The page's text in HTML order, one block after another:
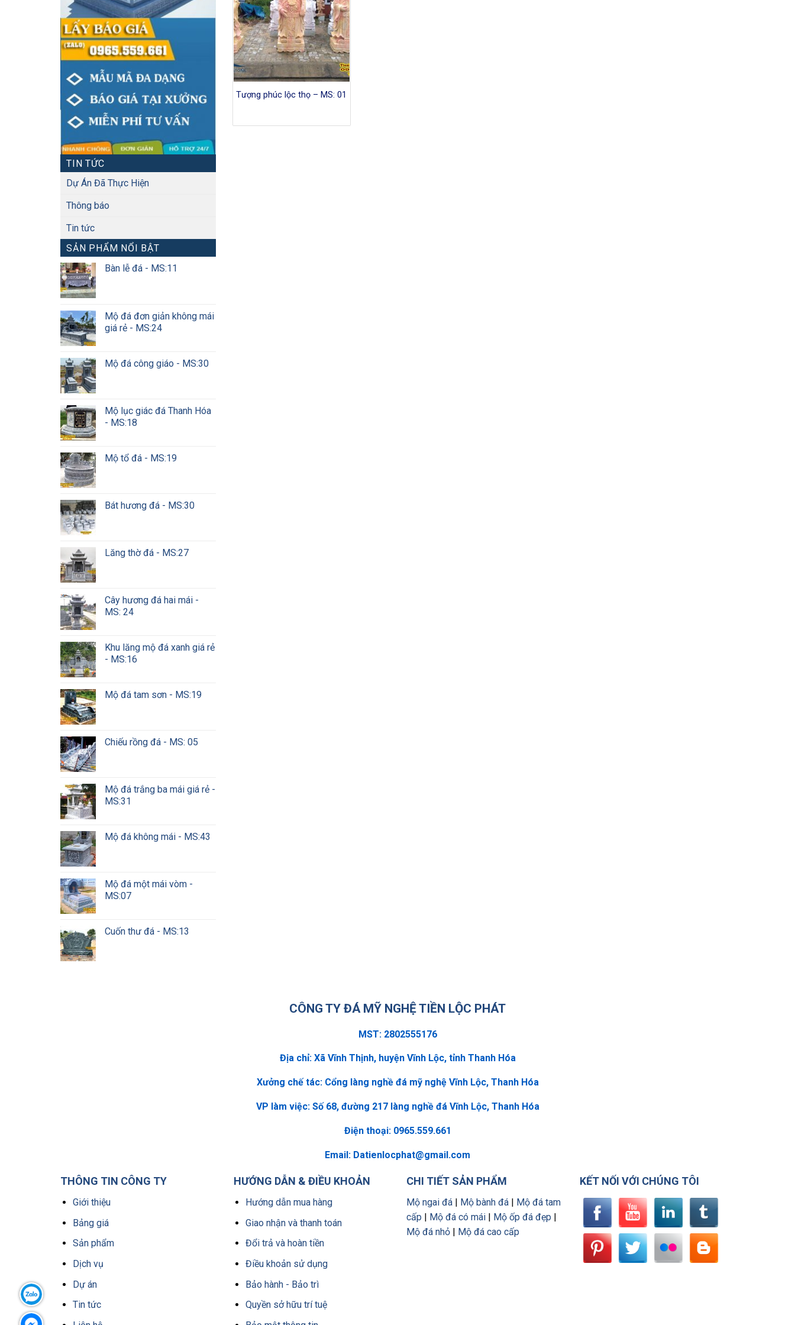
TIN TỨC
Dự Án Đã Thực Hiện
Thông báo
Tin tức
SẢN PHẨM NỔI BẬT
Bàn lễ đá - MS:11
Mộ đá đơn giản không mái
giá rẻ - MS:24
Mộ đá công giáo - MS:30
Mộ lục giác đá Thanh Hóa
- MS:18
Mộ tổ đá - MS:19
Bát hương đá - MS:30
Lăng thờ đá - MS:27
Cây hương đá hai mái -
MS: 24
Khu lăng mộ đá xanh giá rẻ
- MS:16
Mộ đá tam sơn - MS:19
Chiếu rồng đá - MS: 05
Mộ đá trắng ba mái giá rẻ -
MS:31
Mộ đá không mái - MS:43
Mộ đá một mái vòm -
MS:07
Cuốn thư đá - MS:13
Tượng phúc lộc thọ – MS: 01
CÔNG TY ĐÁ MỸ NGHỆ TIỀN LỘC PHÁT
MST: 2802555176
Địa chỉ: Xã Vĩnh Thịnh, huyện Vĩnh Lộc, tỉnh Thanh Hóa
Xưởng chế tác: Cổng làng nghề đá mỹ nghệ Vĩnh Lộc, Thanh Hóa
VP làm việc: Số 68, đường 217 làng nghề đá Vĩnh Lộc, Thanh Hóa
Điện thoại: 0965.559.661
Email: Datienlocphat@gmail.com
THÔNG TIN CÔNG TY
Giới thiệu
Bảng giá
Sản phẩm
Dịch vụ
Dự án
Tin tức
HƯỚNG DẪN & ĐIỀU KHOẢN
Hướng dẫn mua hàng
Giao nhận và thanh toán
Đổi trả và hoàn tiền
Điều khoản sử dụng
Bảo hành - Bảo trì
Quyền sở hữu trí tuệ
CHI TIẾT SẢN PHẨM
Mộ ngai đá Mộ bành đá
Mộ đá tam
cấp
Mộ đá có mái Mộ ốp đá đẹp
Mộ đá nhỏ
Mộ đá cao cấp
KẾT NỐI VỚI CHÚNG TÔI